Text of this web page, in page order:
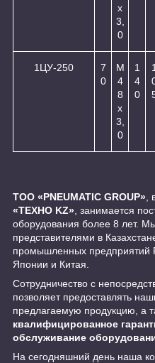
х
3,
0
1ЦУ-250
7
0
М
4
8
х
3,
0
1
4
0
1
ТОО «PNEUMATIC GROUP»
«ТЕХНО KZ» , занимается
оборудования более 8 лет.
представителями в
промышленных предприятий
Японии и Китая.
Сотрудничество с
позволяет предоставлять
предлагаемую продукцию, а
квалифицированное
обслуживание
На сегодняшний день наша